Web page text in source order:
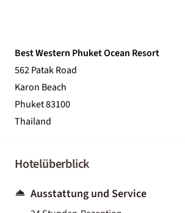
Best Western Phuket Ocean Resort
562 Patak Road
Karon Beach
Phuket 83100
Thailand
Hotelüberblick
Ausstattung und Service